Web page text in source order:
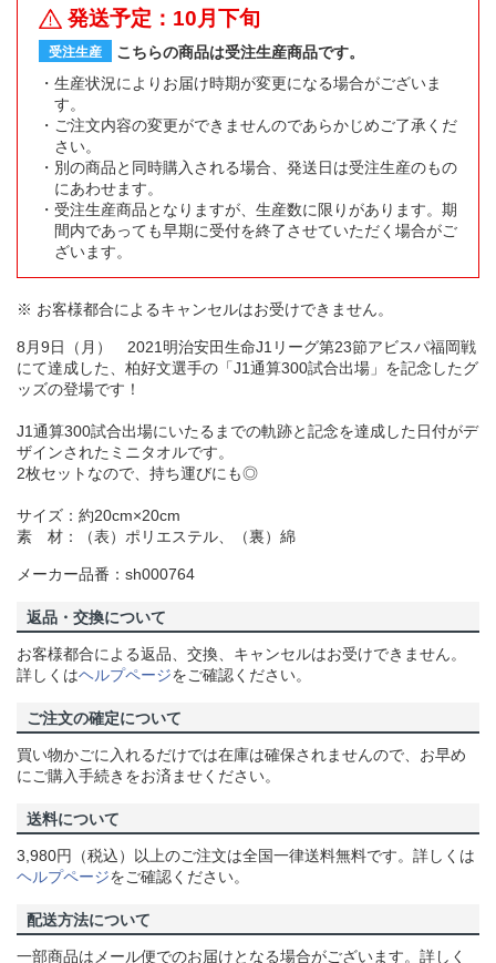
発送予定：10月下旬
受注生産
こちらの商品は受注生産商品です。
生産状況によりお届け時期が変更になる場合がございま
す。
ご注文内容の変更ができませんのであらかじめご了承くだ
さい。
別の商品と同時購入される場合、発送日は受注生産のもの
にあわせます。
受注生産商品となりますが、生産数に限りがあります。期
間内であっても早期に受付を終了させていただく場合がご
ざいます。
※ お客様都合によるキャンセルはお受けできません。
8月9日（月） 2021明治安田生命J1リーグ第23節アビスパ福岡戦
にて達成した、柏好文選手の「J1通算300試合出場」を記念したグ
ッズの登場です！
J1通算300試合出場にいたるまでの軌跡と記念を達成した日付がデ
ザインされたミニタオルです。
2枚セットなので、持ち運びにも◎
サイズ：約20cm×20cm
素 材：（表）ポリエステル、（裏）綿
メーカー品番：sh000764
返品・交換について
お客様都合による返品、交換、キャンセルはお受けできません。
詳しくはヘルプページをご確認ください。
ご注文の確定について
買い物かごに入れるだけでは在庫は確保されませんので、お早め
にご購入手続きをお済ませください。
送料について
3,980円（税込）以上のご注文は全国一律送料無料です。詳しくは
ヘルプページをご確認ください。
配送方法について
一部商品はメール便でのお届けとなる場合がございます。詳しく